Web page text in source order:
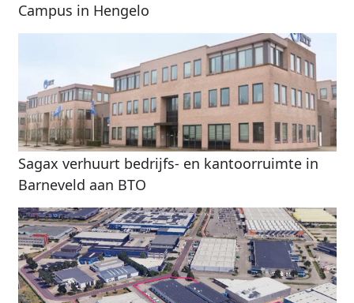
Campus in Hengelo
Sagax verhuurt bedrijfs- en kantoorruimte in
Barneveld aan BTO